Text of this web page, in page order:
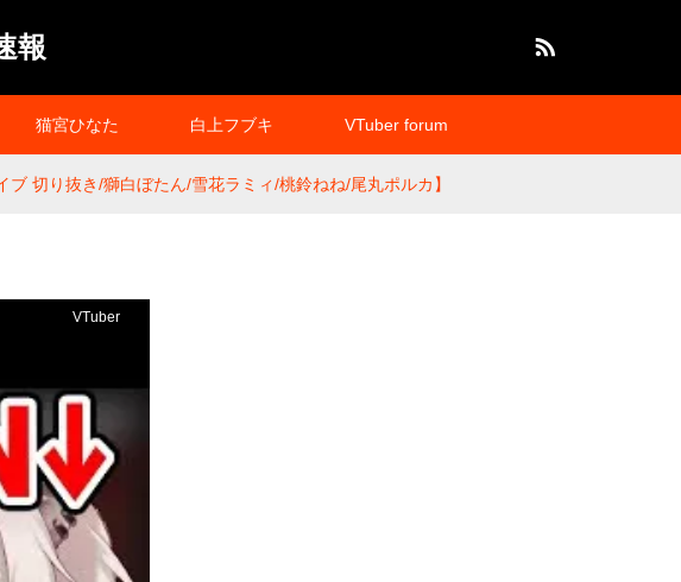
報
猫宮ひなた 白上フブキ VTuber forum
切り抜き/獅白ぼたん/雪花ラミィ/桃鈴ねね/尾丸ポルカ】
VTuber